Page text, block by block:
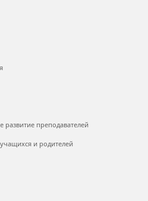
развитие преподавателей
и родителей